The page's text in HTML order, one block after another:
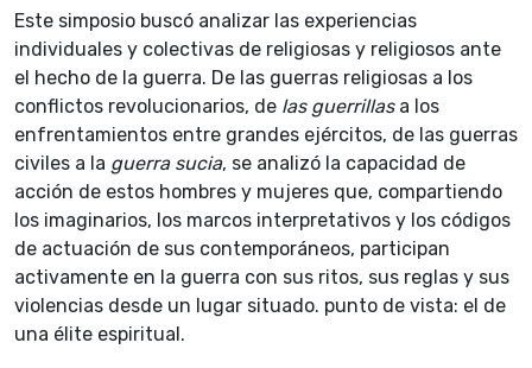
Este simposio buscó analizar las experiencias
individuales y colectivas de religiosas y religiosos ante
el hecho de la guerra. De las guerras religiosas a los
conflictos revolucionarios, de las guerrillasa los
enfrentamientos entre grandes ejércitos, de las guerras
civiles a la guerra sucia, se analizó la capacidad de
acción de estos hombres y mujeres que, compartiendo
los imaginarios, los marcos interpretativos y los códigos
de actuación de sus contemporáneos, participan
activamente en la guerra con sus ritos, sus reglas y sus
violencias desde un lugar situado. punto de vista: el de
una élite espiritual.